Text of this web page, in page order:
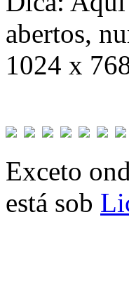
abertos,
1024 x
Exceto
está sob